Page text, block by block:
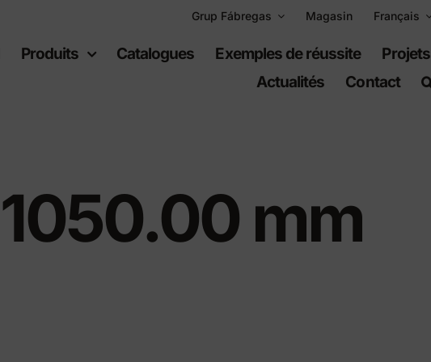
Grup Fábregas Magasin Français
Produits
Espaces
récréatifs
Catalogues Exemples de réussite
Projets
Actualités
Contact
1050.00 mm